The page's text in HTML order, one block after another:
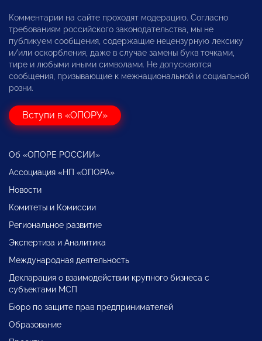
Комментарии на сайте проходят модерацию. Согласно
требованиям российского законодательства, мы не
публикуем сообщения, содержащие нецензурную лексику
и/или оскорбления, даже в случае замены букв точками,
тире и любыми иными символами. Не допускаются
сообщения, призывающие к межнациональной и социальной
розни.
Вступи в «ОПОРУ»
Об «ОПОРЕ РОССИИ»
Ассоциация «НП «ОПОРА»
Новости
Комитеты и Комиссии
Региональное развитие
Экспертиза и Аналитика
Международная деятельность
Декларация о взаимодействии крупного бизнеса с
субъектами МСП
Бюро по защите прав предпринимателей
Образование